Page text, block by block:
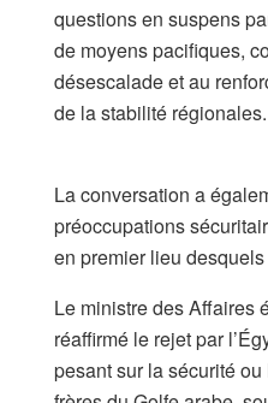
questions en suspens
de moyens pacifiques,
désescalade et au
de la stabilité régionales.
​La conversation a
préoccupations
en premier lieu
Le ministre des Affaires
réaffirmé le rejet par
pesant sur la sécurité